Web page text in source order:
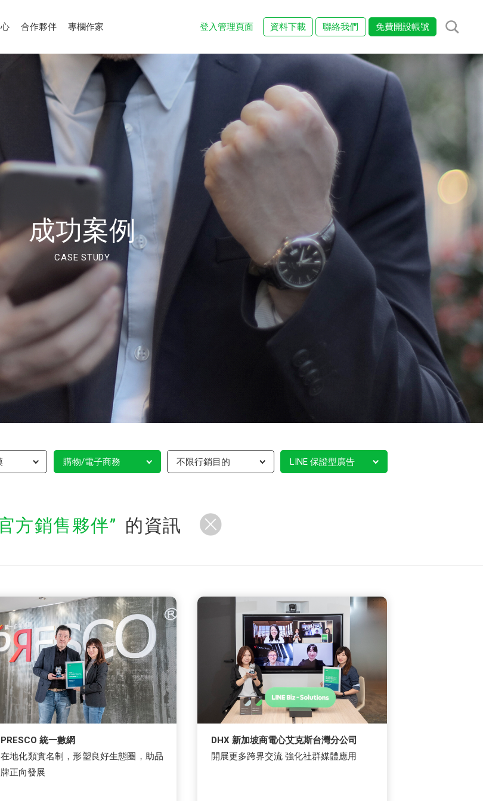
合作夥伴 專欄作家 登入管理頁面 資料下載 聯絡我們 免費開設帳號
成功案例
CASE STUDY
購物/電子商務 不限行銷目的 LINE 保證型廣告
方銷售夥伴 的資訊
PRESCO 統一數網
在地化類實名制，形塑良好生態圈，助品
牌正向發展
DHX 新加坡商電心艾克斯台灣分公司
開展更多跨界交流 強化社群媒體應用